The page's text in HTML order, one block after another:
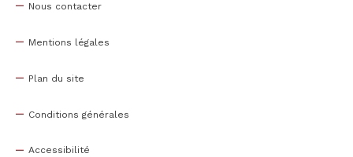
Nous contacter
Mentions légales
Plan du site
Conditions générales
Accessibilité